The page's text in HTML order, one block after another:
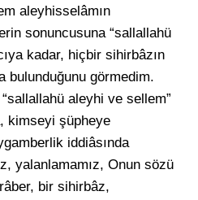
aleyhisselâmın
sonuncusuna “sallallahü
kadar, hiçbir sihirbâzın
bulunduğunu görmedim.
aleyhi ve sellem”
kimseyi şüpheye
iddiâsında
yalanlamamız, Onun sözü
bir sihirbâz,